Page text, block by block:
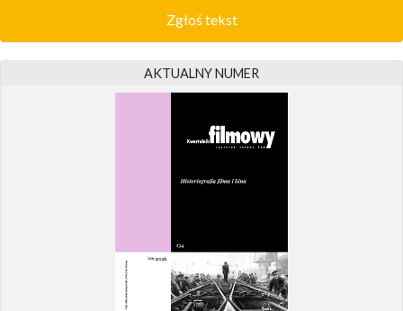
Zgłoś tekst
AKTUALNY NUMER